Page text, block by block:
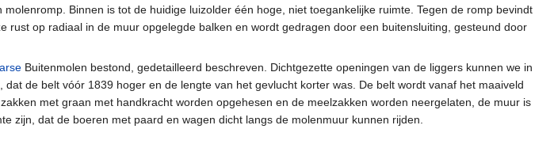
Binnen is tot de huidige luizolder één hoge, niet toegankelijke ruimte. Tegen de romp bevindt
rust op radiaal in de muur opgelegde balken en wordt gedragen door een buitensluiting, gesteund door
Buitenmolen bestond, gedetailleerd beschreven. Dichtgezette openingen van de liggers kunnen we in
de belt vóór 1839 hoger en de lengte van het gevlucht korter was. De belt wordt vanaf het maaiveld
met graan met handkracht worden opgehesen en de meelzakken worden neergelaten, de muur is
zijn, dat de boeren met paard en wagen dicht langs de molenmuur kunnen rijden.